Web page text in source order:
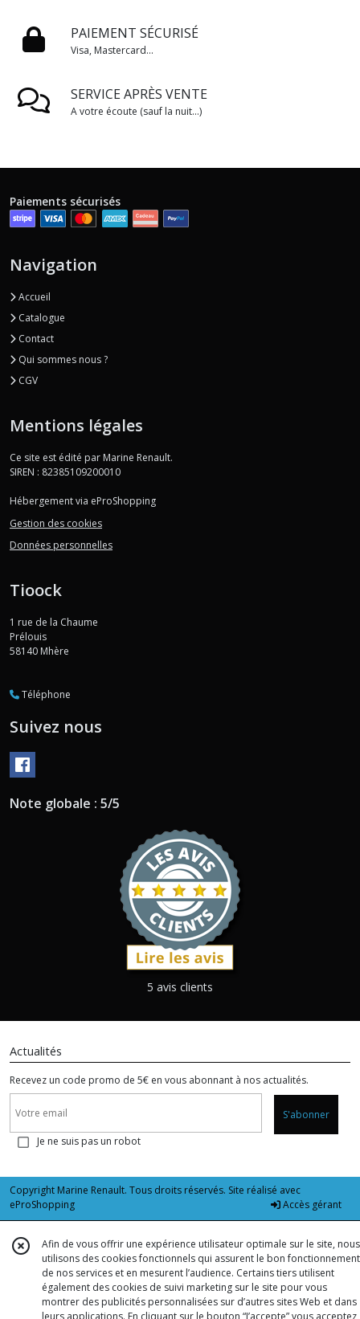
PAIEMENT SÉCURISÉ
Visa, Mastercard...
SERVICE APRÈS VENTE
A votre écoute (sauf la nuit...)
Paiements sécurisés
Navigation
Accueil
Catalogue
Contact
Qui sommes nous ?
CGV
Mentions légales
Ce site est édité par Marine Renault.
SIREN : 82385109200010
Hébergement via eProShopping
Gestion des cookies
Données personnelles
Tioock
1 rue de la Chaume
Prélouis
58140 Mhère
Téléphone
Suivez nous
Note globale : 5/5
5 avis clients
Actualités
Recevez un code promo de 5€ en vous abonnant à nos actualités.
S'abonner
Je ne suis pas un robot
Copyright Marine Renault. Tous droits réservés. Site réalisé avec
eProShopping
Accès gérant
Afin de vous offrir une expérience utilisateur optimale sur le site, nous
utilisons des cookies fonctionnels qui assurent le bon fonctionnement
de nos services et en mesurent l’audience. Certains tiers utilisent
également des cookies de suivi marketing sur le site pour vous
montrer des publicités personnalisées sur d’autres sites Web et dans
leurs applications. En cliquant sur le bouton “J’accepte” vous acceptez